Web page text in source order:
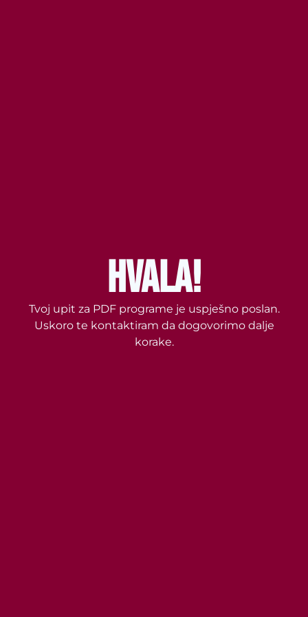
HVALA!
Tvoj upit za PDF programe je uspješno poslan.
Uskoro te kontaktiram da dogovorimo dalje
korake.